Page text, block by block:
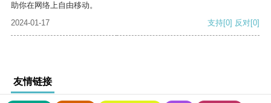
助你在网络上自由移动。
2024-01-17
支持[0] 反对[0]
友情链接